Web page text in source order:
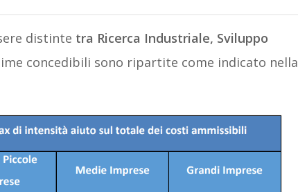
distinte tra Ricerca Industriale, Sviluppo
concedibili sono ripartite come indicato nella